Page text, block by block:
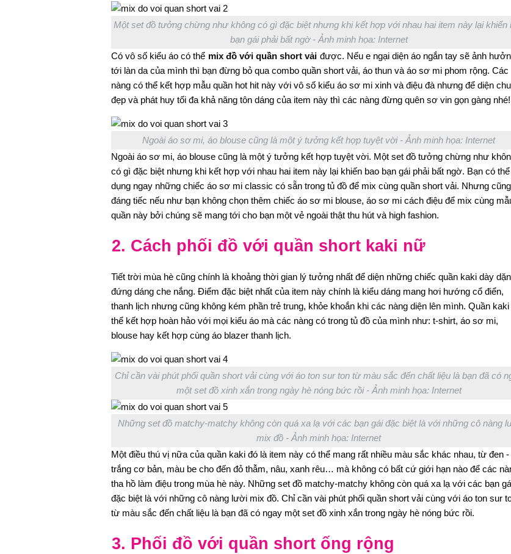
Một set đồ tưởng chừng như không có gì đặc biệt nhưng khi kết hợp với nhau hai item này lại khiến
bạn gái phải bất ngờ - Ảnh minh họa: Internet
Có vô số kiểu áo có thể mix đồ với quần short vải được. Nếu e ngại diện áo ngắn tay sẽ ảnh
tới làn da của mình thì bạn đừng bỏ qua combo quần short vải, áo thun và áo sơ mi phom rộng. Các
nàng có thể kết hợp mẫu quần hot hit này với vô số kiểu áo sơ mi xinh và điệu đà nhưng để diện
đẹp và phát huy tối đa khả năng tôn dáng của item này thì các nàng đừng quên sơ vin gọn gàng nhé!
Ngoài áo sơ mi, áo blouse cũng là một ý tưởng kết hợp tuyệt vời - Ảnh minh họa: Internet
Ngoài áo sơ mi, áo blouse cũng là một ý tưởng kết hợp tuyệt vời. Một set đồ tưởng chừng như
có gì đặc biệt nhưng khi kết hợp với nhau hai item này lại khiến bao bạn gái phải bất ngờ. Bạn có
dụng ngay những chiếc áo sơ mi classic có sẵn trong tủ đồ để mix cùng quần short vải. Nhưng
đáng tiếc nếu như bạn không chọn thêm chiếc áo sơ mi blouse, áo sơ mi cách điệu để mix cùng
quần này bởi chúng sẽ mang tới cho bạn một vẻ ngoài thật thu hút và high fashion.
2. Cách phối đồ với quần short kaki nữ
Tiết trời mùa hè cũng chính là khoảng thời gian lý tưởng nhất để diện những chiếc quần kaki dày
đứng dáng che nắng. Điểm đặc biệt nhất của item này chính là kiểu dáng mang hơi hướng cổ điển,
thanh lịch nhưng cũng không kém phần trẻ trung, khỏe khoắn khi các nàng diện lên mình. Quần
thể kết hợp hoàn hảo với mọi kiểu áo mà các nàng có trong tủ đồ của mình như: t-shirt, áo sơ mi,
blouse hay kết hợp cùng áo blazer thanh lịch.
Chỉ cần vài phút phối quần short vải cùng với áo ton sur ton từ màu sắc đến chất liệu là bạn đã có
một set đồ xinh xắn trong ngày hè nóng bức rồi - Ảnh minh họa: Internet
Những set đồ matchy-matchy không còn quá xa lạ với các bạn gái đặc biệt là với những cô nàng
mix đồ - Ảnh minh họa: Internet
Một điều thú vị nữa của quần kaki đó là item này có thể mang rất nhiều màu sắc khác nhau, từ đen -
trắng cơ bản, màu be cho đến đỏ thẫm, nâu, xanh rêu… mà không có bất cứ giới hạn nào để các
tha hồ làm điệu trong mùa hè này. Những set đồ matchy-matchy không còn quá xa lạ với các bạn
đặc biệt là với những cô nàng lười mix đồ. Chỉ cần vài phút phối quần short vải cùng với áo ton sur
từ màu sắc đến chất liệu là bạn đã có ngay một set đồ xinh xắn trong ngày hè nóng bức rồi.
3. Phối đồ với quần short ống rộng